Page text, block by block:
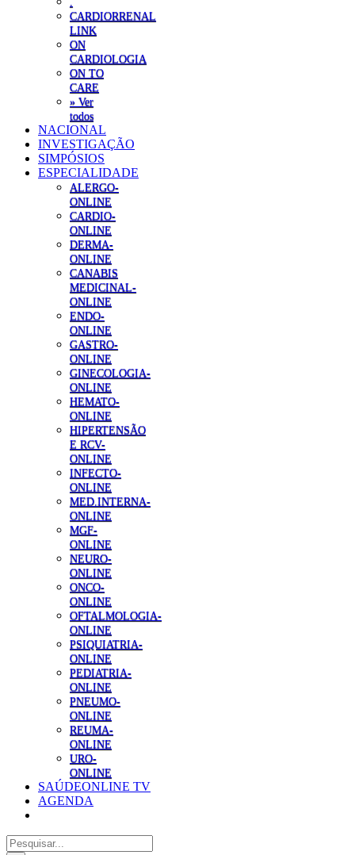
CARDIORRENAL
LINK
ON
CARDIOLOGIA
ON TO
CARE
» Ver
todos
NACIONAL
INVESTIGAÇÃO
SIMPÓSIOS
ESPECIALIDADE
ALERGO-
ONLINE
CARDIO-
ONLINE
DERMA-
ONLINE
CANABIS
MEDICINAL-
ONLINE
ENDO-
ONLINE
GASTRO-
ONLINE
GINECOLOGIA-
ONLINE
HEMATO-
ONLINE
HIPERTENSÃO
E RCV-
ONLINE
INFECTO-
ONLINE
MED.INTERNA-
ONLINE
MGF-
ONLINE
NEURO-
ONLINE
ONCO-
ONLINE
OFTALMOLOGIA-
ONLINE
PSIQUIATRIA-
ONLINE
PEDIATRIA-
ONLINE
PNEUMO-
ONLINE
REUMA-
ONLINE
URO-
ONLINE
SAÚDEONLINE TV
AGENDA
Pesquisar